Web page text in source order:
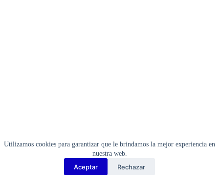
Utilizamos cookies para garantizar que le brindamos la mejor experiencia en
nuestra web.
Aceptar Rechazar
Copyright Barbosa Tools©